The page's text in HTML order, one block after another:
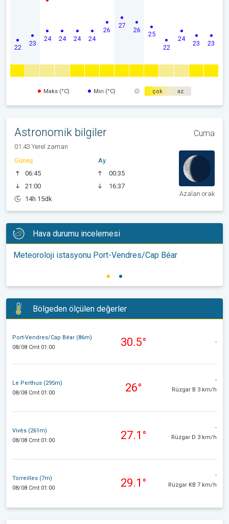
22
23
24 24 24 24
26
27
26
25
22
24
23 23
Maks (°C) Min (°C) çok az
Astronomik bilgiler Cuma
01:43 Yerel zaman
Güneş
06:45
21:00
14h 15dk
Ay
00:35
16:37
Azalan orak
Hava durumu incelemesi
Meteoroloji istasyonu Port-Vendres/Cap Béar
Bölgeden ölçülen değerler
Port-Vendres/Cap Béar (86m)
08/08 Cmt 01:00
30.5° -
Le Perthus (295m)
08/08 Cmt 01:00
26°
-
Rüzgar B 3 km/h
Vivès (261m)
08/08 Cmt 01:00
27.1°
-
Rüzgar D 3 km/h
Torreilles (7m)
08/08 Cmt 01:00
29.1°
-
Rüzgar KB 7 km/h